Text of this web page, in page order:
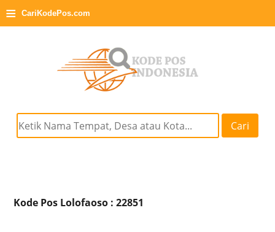
≡ CariKodePos.com
Cari
Kode Pos Lolofaoso : 22851